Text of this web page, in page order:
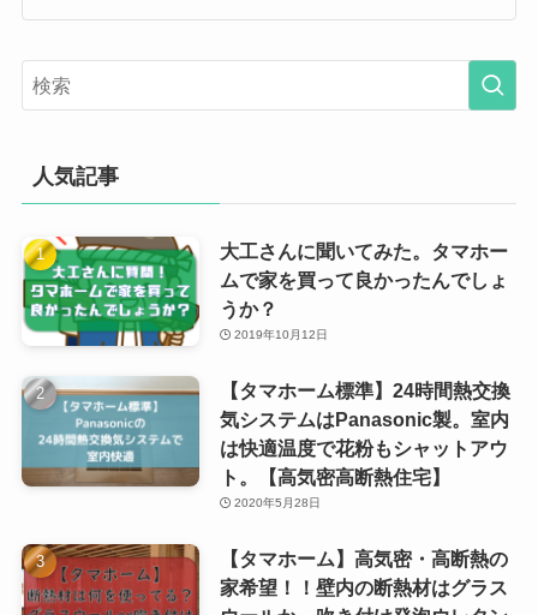
人気記事
大工さんに聞いてみた。タマホー
ムで家を買って良かったんでしょ
うか？
2019年10月12日
【タマホーム標準】24時間熱交換
気システムはPanasonic製。室内
は快適温度で花粉もシャットアウ
ト。【高気密高断熱住宅】
2020年5月28日
【タマホーム】高気密・高断熱の
家希望！！壁内の断熱材はグラス